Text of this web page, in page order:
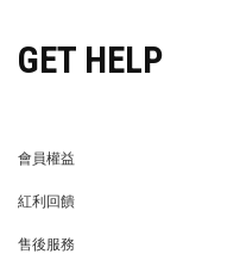
GET HELP
會員權益
紅利回饋
售後服務